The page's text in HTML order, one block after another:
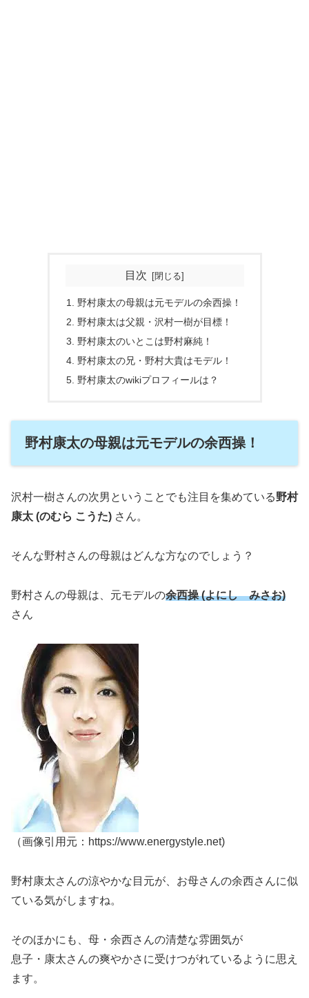
目次
野村康太の母親は元モデルの余西操！
野村康太は父親・沢村一樹が目標！
野村康太のいとこは野村麻純！
野村康太の兄・野村大貴はモデル！
野村康太のwikiプロフィールは？
野村康太の母親は元モデルの余西操！
沢村一樹さんの次男ということでも注目を集めている野村
康太 (のむら こうた) さん。
そんな野村さんの母親はどんな方なのでしょう？
野村さんの母親は、元モデルの余西操 (よにし みさお)
さん
（画像引用元：https://www.energystyle.net)
野村康太さんの涼やかな目元が、お母さんの余西さんに似
ている気がしますね。
そのほかにも、母・余西さんの清楚な雰囲気が
息子・康太さんの爽やかさに受けつがれているように思え
ます。